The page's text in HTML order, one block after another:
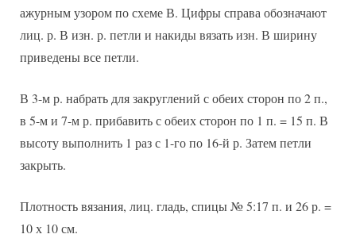
ажурным узором по схеме В. Цифры справа обозначают
лиц. р. В изн. р. петли и накиды вязать изн. В ширину
приведены все петли.
В 3-м р. набрать для закруглений с обеих сторон по 2 п.,
в 5-м и 7-м р. прибавить с обеих сторон по 1 п. = 15 п. В
высоту выполнить 1 раз с 1-го по 16-й р. Затем петли
закрыть.
Плотность вязания, лиц. гладь, спицы № 5:17 п. и 26 р. =
10 х 10 см.